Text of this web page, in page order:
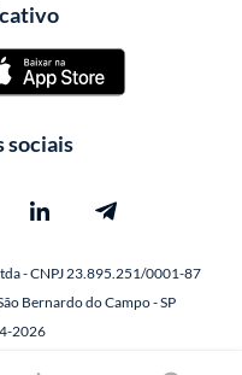
sociais
- CNPJ 23.895.251/0001-87
Bernardo do Campo - SP
2026